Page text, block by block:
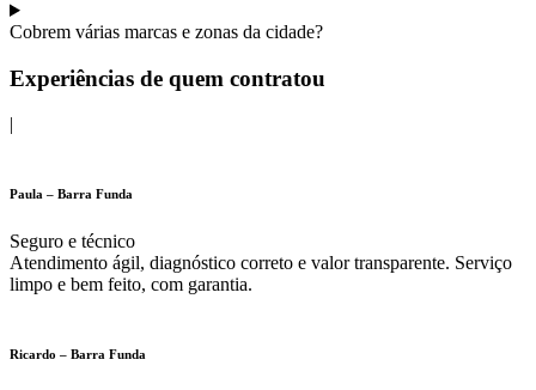
Cobrem várias marcas e zonas da cidade?
Experiências de quem contratou
|
Paula – Barra Funda
Seguro e técnico
Atendimento ágil, diagnóstico correto e valor transparente. Serviço
limpo e bem feito, com garantia.
Ricardo – Barra Funda